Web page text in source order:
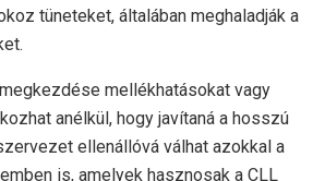
tüneteket, általában meghaladják a
mellékhatásokat vagy
anélkül, hogy javítaná a hosszú
ellenállóvá válhat azokkal a
is, amelyek hasznosak a CLL